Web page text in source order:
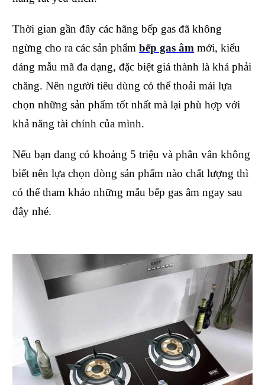
Thời gian gần đây các hãng bếp gas đã không
ngừng cho ra các sản phẩm bếp gas âm mới, kiểu
dáng mẫu mã đa dạng, đặc biệt giá thành là khá phải
chăng. Nên người tiêu dùng có thể thoải mái lựa
chọn những sản phẩm tốt nhất mà lại phù hợp với
khả năng tài chính của mình.
Nếu bạn đang có khoảng 5 triệu và phân vân không
biết nên lựa chọn dòng sản phẩm nào chất lượng thì
có thể tham khảo những mẫu bếp gas âm ngay sau
đây nhé.